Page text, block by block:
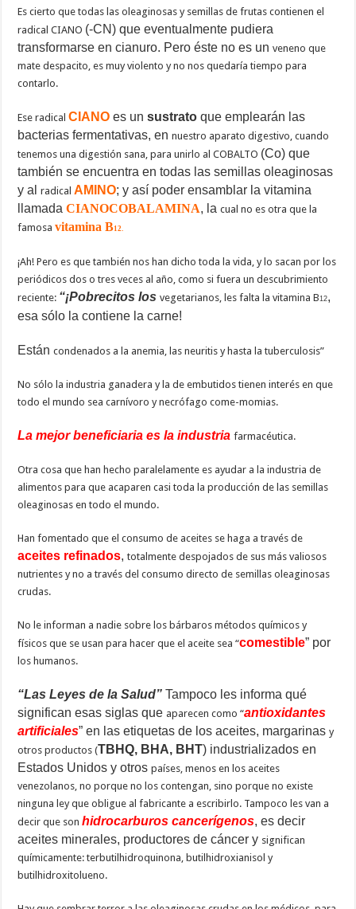
Es cierto que todas las oleaginosas y semillas de frutas contienen el
radical CIANO (-CN) que eventualmente pudiera
transformarse en cianuro. Pero éste no es unveneno que
mate despacito, es muy violento y no nos quedaría tiempo para
contarlo.
Ese radicalCIANOes unsustratoque emplearán las
bacterias fermentativas, ennuestro aparato digestivo, cuando
tenemos una digestión sana, para unirlo al COBALTO (Co) que
también se encuentra en todas las semillas oleaginosas
y alradicalAMINO; y así poder ensamblar la vitamina
llamadaCIANOCOBALAMINA, lacual no es otra que la
famosavitamina B12.
¡Ah! Pero es que también nos han dicho toda la vida, y lo sacan por los
periódicos dos o tres veces al año, como si fuera un descubrimiento
reciente: “¡Pobrecitos losvegetarianos, les falta la vitamina B12,
esa sólo la contiene la carne!
Estáncondenados a la anemia, las neuritis y hasta la tuberculosis”
No sólo la industria ganadera y la de embutidos tienen interés en que
todo el mundo sea carnívoro y necrófago come-momias.
La mejor beneficiaria es la industriafarmacéutica.
Otra cosa que han hecho paralelamente es ayudar a la industria de
alimentos para que acaparen casi toda la producción de las semillas
oleaginosas en todo el mundo.
Han fomentado que el consumo de aceites se haga a través de
aceites refinados,totalmente despojados de sus más valiosos
nutrientes y no a través del consumo directo de semillas oleaginosas
crudas.
No le informan a nadie sobre los bárbaros métodos químicos y
físicos que se usan para hacer que el aceite sea “comestible” por
los humanos.
“Las Leyes de la Salud”Tampoco les informa qué
significan esas siglas que aparecen como “antioxidantes
artificiales” en las etiquetas de los aceites, margarinasy
otros productos (TBHQ, BHA, BHT) industrializados en
Estados Unidos y otrospaíses, menos en los aceites
venezolanos, no porque no los contengan, sino porque no existe
ninguna ley que obligue al fabricante a escribirlo. Tampoco les van a
decir que sonhidrocarburos cancerígenos, es decir
aceites minerales, productores de cáncer y significan
químicamente: terbutilhidroquinona, butilhidroxianisol y
butilhidroxitolueno.